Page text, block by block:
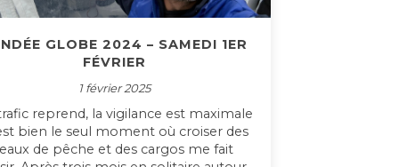
GLOBE 2024 – SAMEDI 1ER
FÉVRIER
1 février 2025
reprend, la vigilance est maximale
bien le seul moment où croiser des
de pêche et des cargos me fait